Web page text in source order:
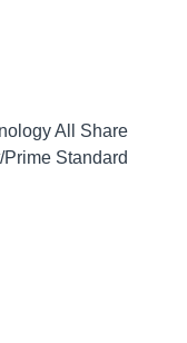
All Share
Standard